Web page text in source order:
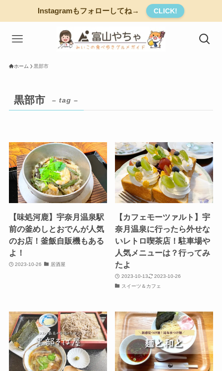
Instagramもフォローしてね→ CLICK!
ホーム 黒部市
黒部市 – tag –
【味処河鹿】宇奈月温泉駅
前の釜めしとおでんが人気
のお店！釜飯自販機もある
よ！
2023-10-26 居酒屋
【カフェモーツァルト】宇
奈月温泉に行ったら外せな
いレトロ喫茶店！駐車場や
人気メニューは？行ってみ
たよ
2023-10-13
2023-10-26
スイーツ＆カフェ